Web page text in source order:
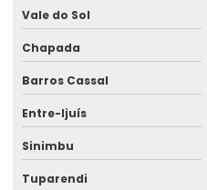
Vale do Sol
Chapada
Barros Cassal
Entre-Ijuís
Sinimbu
Tuparendi